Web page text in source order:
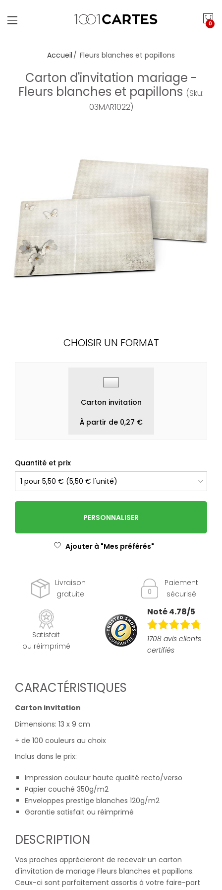
0
Accueil Fleurs blanches et papillons
Carton d'invitation mariage -
Fleurs blanches et papillons (Sku:
03MAR1022)
CHOISIR UN FORMAT
Carton invitation
À partir de 0,27 €
Quantité et prix
PERSONNALISER
Ajouter à "Mes préférés"
Livraison
gratuite
Paiement
sécurisé
Satisfait
ou réimprimé
Noté 4.78/5
1708 avis clients
certifiés
CARACTÉRISTIQUES
Carton invitation
Dimensions: 13 x 9 cm
+ de 100 couleurs au choix
Inclus dans le prix:
Impression couleur haute qualité recto/verso
Papier couché 350g/m2
Enveloppes prestige blanches 120g/m2
Garantie satisfait ou réimprimé
DESCRIPTION
Vos proches apprécieront de recevoir un carton
d'invitation de mariage Fleurs blanches et papillons.
Ceux-ci sont parfaitement assortis à votre faire-part